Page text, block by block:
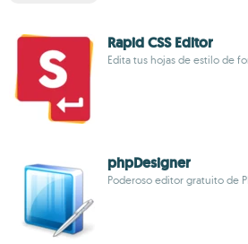
Rapid CSS Editor
Edita tus hojas de estilo de
phpDesigner
Poderoso editor gratuito de